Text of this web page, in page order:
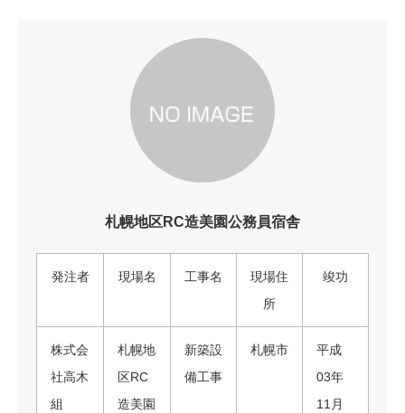
札幌地区RC造美園公務員宿舎
発注者 現場名 工事名
現場住
所
竣功
株式会
社高木
組
札幌地
区RC
造美園
新築設
備工事
札幌市
平成
03年
11月